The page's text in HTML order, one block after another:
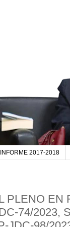
INFORME 2017-2018
PLENO EN
74/2023,